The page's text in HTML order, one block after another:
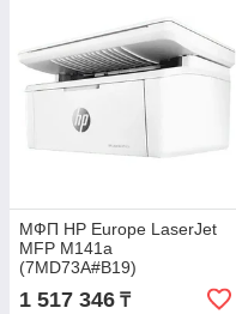
МФП HP Europe LaserJet
MFP M141a
(7MD73A#B19)
1 517 346 ₸